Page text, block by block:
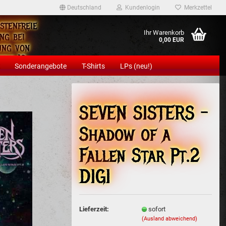
Deutschland Kundenlogin
Konto erstellen
Passwort vergessen?
Merkzettel
bei
von
12
Ihr Warenkorb
0,00 EUR
Sonderangebote T-Shirts LPs (neu!)
SEVEN SISTERS -
Shadow of a
Fallen Star Pt.2
DIGI
Lieferzeit: sofort
(Ausland abweichend)